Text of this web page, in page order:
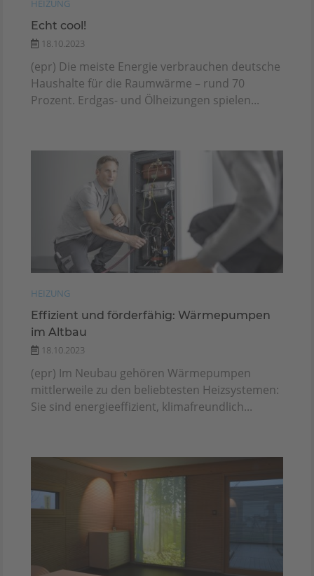
HEIZUNG
Echt cool!
18.10.2023
(epr) Die meiste Energie verbrauchen deutsche
Haushalte für die Raumwärme – rund 70
Prozent. Erdgas- und Ölheizungen spielen...
HEIZUNG
Effizient und förderfähig: Wärmepumpen
im Altbau
18.10.2023
(epr) Im Neubau gehören Wärmepumpen
mittlerweile zu den beliebtesten Heizsystemen:
Sie sind energieeffizient, klimafreundlich...